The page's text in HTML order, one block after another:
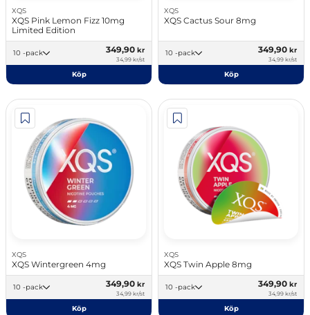
XQS
XQS Pink Lemon Fizz 10mg
Limited Edition
10 -pack 349,90 kr
34,99 kr/st
Köp
XQS
XQS Cactus Sour 8mg
10 -pack 349,90 kr
34,99 kr/st
Köp
XQS
XQS Wintergreen 4mg
10 -pack 349,90 kr
34,99 kr/st
Köp
XQS
XQS Twin Apple 8mg
10 -pack 349,90 kr
34,99 kr/st
Köp